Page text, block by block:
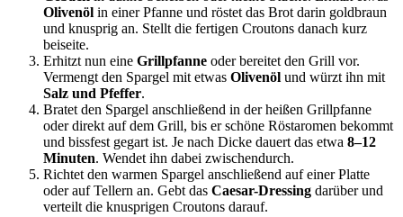
Olivenöl in einer Pfanne und röstet das Brot darin goldbraun
und knusprig an. Stellt die fertigen Croutons danach kurz
beiseite.
Erhitzt nun eine Grillpfanne oder bereitet den Grill vor.
Vermengt den Spargel mit etwas Olivenöl und würzt ihn mit
Salz und Pfeffer.
Bratet den Spargel anschließend in der heißen Grillpfanne
oder direkt auf dem Grill, bis er schöne Röstaromen bekommt
und bissfest gegart ist. Je nach Dicke dauert das etwa 8–12
Minuten. Wendet ihn dabei zwischendurch.
Richtet den warmen Spargel anschließend auf einer Platte
oder auf Tellern an. Gebt das Caesar-Dressing darüber und
verteilt die knusprigen Croutons darauf.